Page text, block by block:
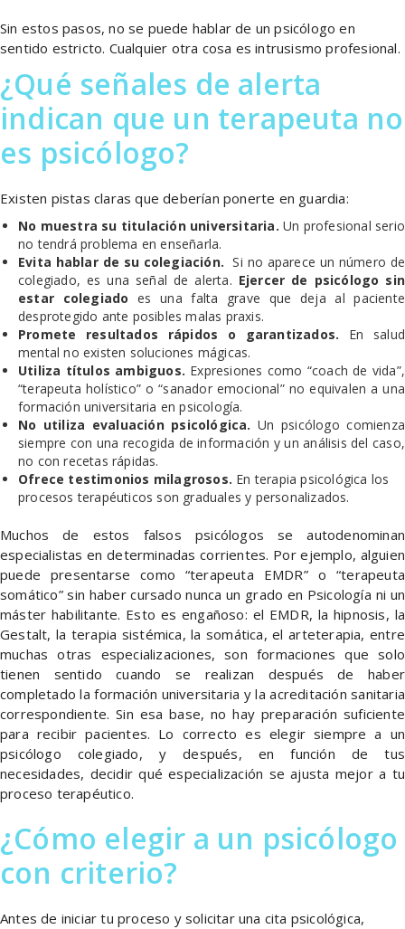
Sin estos pasos, no se puede hablar de un psicólogo en
sentido estricto. Cualquier otra cosa es intrusismo profesional.
¿Qué señales de alerta
indican que un terapeuta no
es psicólogo?
Existen pistas claras que deberían ponerte en guardia:
No muestra su titulación universitaria. Un profesional serio
no tendrá problema en enseñarla.
Evita hablar de su colegiación. Si no aparece un número de
colegiado, es una señal de alerta. Ejercer de psicólogo sin
estar colegiado es una falta grave que deja al paciente
desprotegido ante posibles malas praxis.
Promete resultados rápidos o garantizados. En salud
mental no existen soluciones mágicas.
Utiliza títulos ambiguos. Expresiones como “coach de vida”,
“terapeuta holístico” o “sanador emocional” no equivalen a una
formación universitaria en psicología.
No utiliza evaluación psicológica. Un psicólogo comienza
siempre con una recogida de información y un análisis del caso,
no con recetas rápidas.
Ofrece testimonios milagrosos. En terapia psicológica los
procesos terapéuticos son graduales y personalizados.
Muchos de estos falsos psicólogos se autodenominan
especialistas en determinadas corrientes. Por ejemplo, alguien
puede presentarse como “terapeuta EMDR” o “terapeuta
somático” sin haber cursado nunca un grado en Psicología ni un
máster habilitante. Esto es engañoso: el EMDR, la hipnosis, la
Gestalt, la terapia sistémica, la somática, el arteterapia, entre
muchas otras especializaciones, son formaciones que solo
tienen sentido cuando se realizan después de haber
completado la formación universitaria y la acreditación sanitaria
correspondiente. Sin esa base, no hay preparación suficiente
para recibir pacientes. Lo correcto es elegir siempre a un
psicólogo colegiado, y después, en función de tus
necesidades, decidir qué especialización se ajusta mejor a tu
proceso terapéutico.
¿Cómo elegir a un psicólogo
con criterio?
Antes de iniciar tu proceso y solicitar una cita psicológica,